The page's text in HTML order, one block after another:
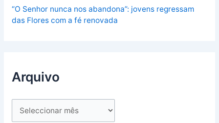
“O Senhor nunca nos abandona”: jovens regressam
das Flores com a fé renovada
Arquivo